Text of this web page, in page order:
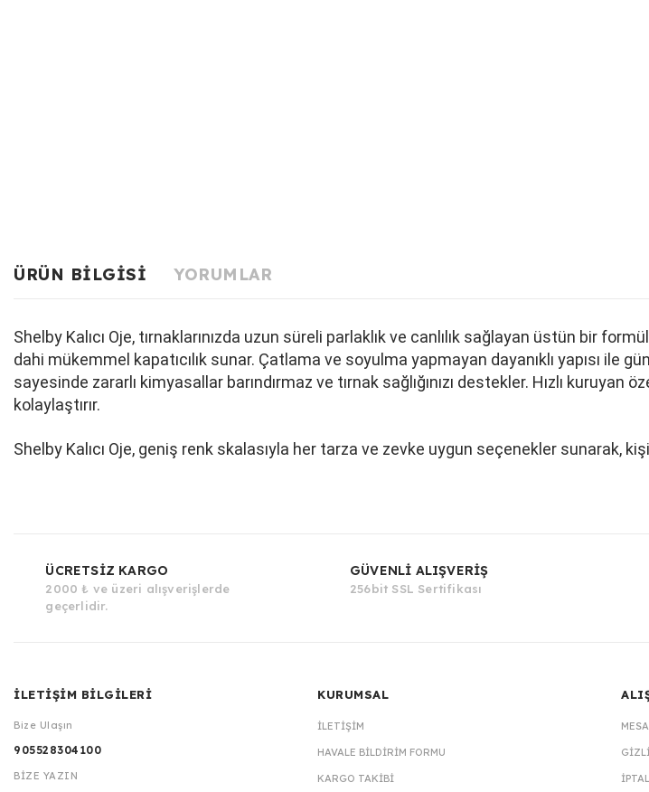
ÜRÜN BILGISI YORUMLAR
Shelby Kalıcı Oje, tırnaklarınızda uzun süreli parlaklık ve canlılık sağlayan üstün bir
dahi mükemmel kapatıcılık sunar. Çatlama ve soyulma yapmayan dayanıklı yapısı ile
sayesinde zararlı kimyasallar barındırmaz ve tırnak sağlığınızı destekler. Hızlı
kolaylaştırır.
Shelby Kalıcı Oje, geniş renk skalasıyla her tarza ve zevke uygun seçenekler sunarak,
ÜCRETSİZ KARGO
2000 ₺ ve üzeri alışverişlerde
geçerlidir.
GÜVENLİ ALIŞVERİŞ
256bit SSL Sertifikası
İLETİŞİM BİLGİLERİ
Bize Ulaşın
905528304100
BİZE YAZIN
KURUMSAL
İLETIŞIM
HAVALE BILDIRIM FORMU
KARGO TAKIBI